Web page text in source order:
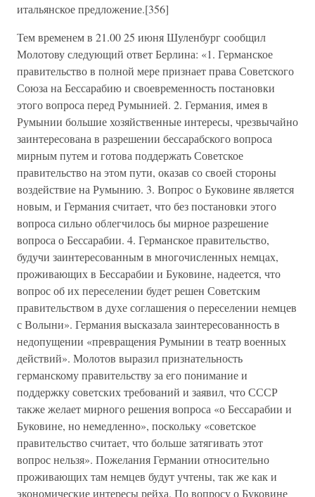
итальянское предложение.[356]
Тем временем в 21.00 25 июня Шуленбург сообщил
Молотову следующий ответ Берлина: «1. Германское
правительство в полной мере признает права Советского
Союза на Бессарабию и своевременность постановки
этого вопроса перед Румынией. 2. Германия, имея в
Румынии большие хозяйственные интересы, чрезвычайно
заинтересована в разрешении бессарабского вопроса
мирным путем и готова поддержать Советское
правительство на этом пути, оказав со своей стороны
воздействие на Румынию. 3. Вопрос о Буковине является
новым, и Германия считает, что без постановки этого
вопроса сильно облегчилось бы мирное разрешение
вопроса о Бессарабии. 4. Германское правительство,
будучи заинтересованным в многочисленных немцах,
проживающих в Бессарабии и Буковине, надеется, что
вопрос об их переселении будет решен Советским
правительством в духе соглашения о переселении немцев
с Волыни». Германия высказала заинтересованность в
недопущении «превращения Румынии в театр военных
действий». Молотов выразил признательность
германскому правительству за его понимание и
поддержку советских требований и заявил, что СССР
также желает мирного решения вопроса «о Бессарабии и
Буковине, но немедленно», поскольку «советское
правительство считает, что больше затягивать этот
вопрос нельзя». Пожелания Германии относительно
проживающих там немцев будут учтены, так же как и
экономические интересы рейха. По вопросу о Буковине